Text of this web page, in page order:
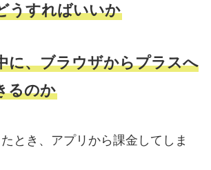
うすればいいか
に、ブラウザからプラスへ
るのか
とき、アプリから課金してしま